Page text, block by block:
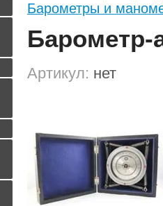
Барометры и
Барометр-
Артикул: нет